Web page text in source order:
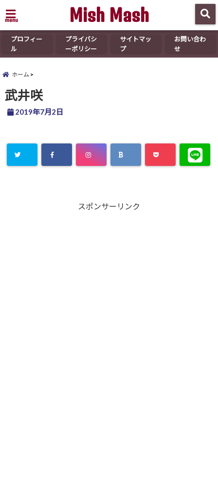
menu Mish Mash
プロフィー
ル
プライバシ
ーポリシー
サイトマッ
プ
お問い合わ
せ
ホーム
武井咲
2019年7月2日
スポンサーリンク